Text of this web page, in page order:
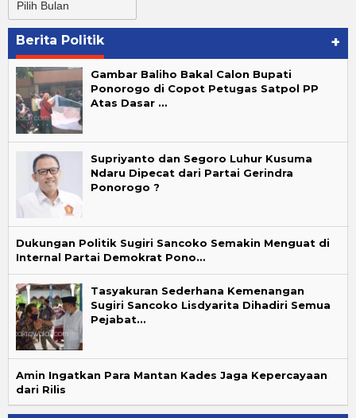
Berita
Berita Politik +
Gambar Baliho Bakal Calon Bupati
Ponorogo di Copot Petugas Satpol PP
Atas Dasar …
Supriyanto dan Segoro Luhur Kusuma
Ndaru Dipecat dari Partai Gerindra
Ponorogo ?
Dukungan Politik Sugiri Sancoko Semakin Menguat di
Internal Partai Demokrat Pono…
Tasyakuran Sederhana Kemenangan
Sugiri Sancoko Lisdyarita Dihadiri Semua
Pejabat…
Amin Ingatkan Para Mantan Kades Jaga Kepercayaan
dari Rilis